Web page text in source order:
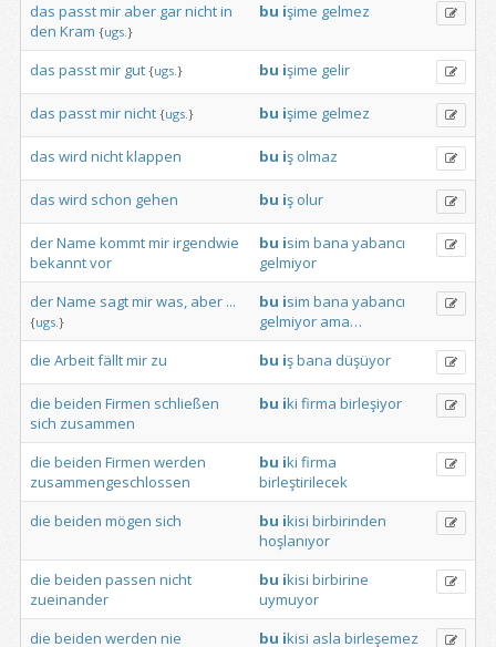
das passtmir aber garnichtin
den Kram {ugs.}
bu işime gelmez
das passtmir gut {ugs.} bu işime gelir
das passtmirnicht {ugs.} bu işime gelmez
das wird nichtklappen bu iş olmaz
das wird schon gehen bu iş olur
derName kommtmirirgendwie
bekanntvor
bu isim bana yabancı
gelmiyor
derName sagtmirwas, aber ...
{ugs.}
bu isim bana yabancı
gelmiyor ama…
die Arbeitfälltmir zu bu işbana düşüyor
die beiden Firmen schließen
sich zusammen
bu iki firma birleşiyor
die beiden Firmen werden
zusammengeschlossen
bu iki firma
birleştirilecek
die beiden mögen sich bu ikisi birbirinden
hoşlanıyor
die beiden passen nicht
zueinander
bu ikisi birbirine
uymuyor
die beiden werden nie bu ikisi asla birleşemez